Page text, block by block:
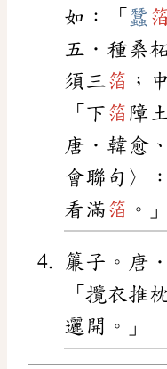
如：「 蠶 箔
五．種桑
須三 箔 ；中
「下 箔 障
唐．韓愈
會聯句〉
看滿 箔 。」
簾子。唐
「攬衣推
邐開。」